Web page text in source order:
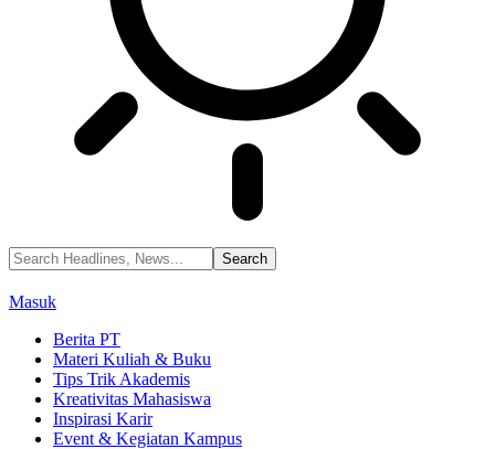
Masuk
Berita PT
Materi Kuliah & Buku
Tips Trik Akademis
Kreativitas Mahasiswa
Inspirasi Karir
Event & Kegiatan Kampus